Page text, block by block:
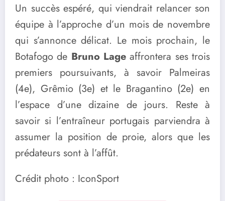
Un succès espéré, qui viendrait relancer son
équipe à l’approche d’un mois de novembre
qui s’annonce délicat. Le mois prochain, le
Botafogo de Bruno Lage affrontera ses trois
premiers poursuivants, à savoir Palmeiras
(4e), Grêmio (3e) et le Bragantino (2e) en
l’espace d’une dizaine de jours. Reste à
savoir si l’entraîneur portugais parviendra à
assumer la position de proie, alors que les
prédateurs sont à l’affût.
Crédit photo : IconSport